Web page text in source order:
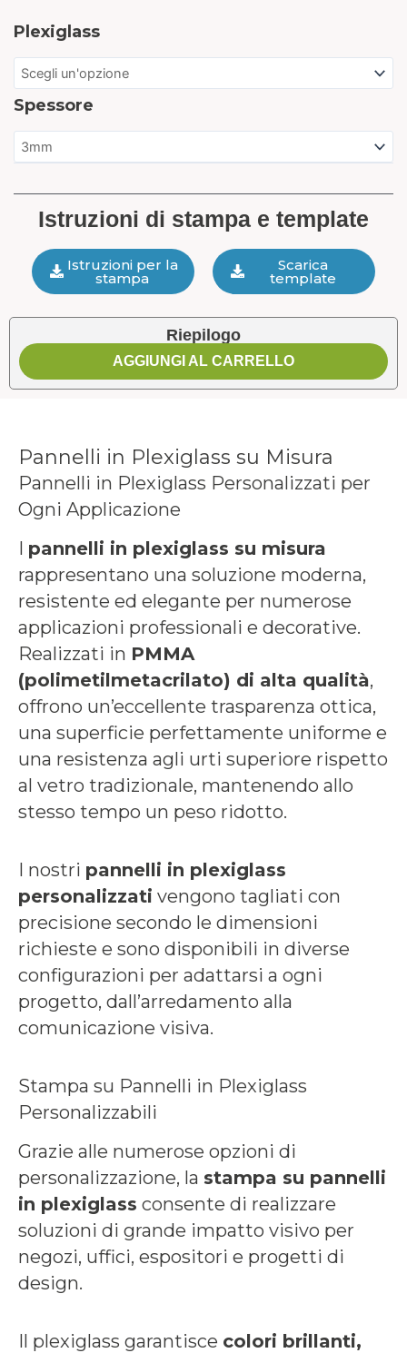
Plexiglass
Spessore
Istruzioni di stampa e template
Istruzioni per la
stampa
Scarica
template
Riepilogo
AGGIUNGI AL CARRELLO
Pannelli in Plexiglass su Misura
Pannelli in Plexiglass Personalizzati per
Ogni Applicazione
I pannelli in plexiglass su misura
rappresentano una soluzione moderna,
resistente ed elegante per numerose
applicazioni professionali e decorative.
Realizzati in PMMA
(polimetilmetacrilato) di alta qualità,
offrono un’eccellente trasparenza ottica,
una superficie perfettamente uniforme e
una resistenza agli urti superiore rispetto
al vetro tradizionale, mantenendo allo
stesso tempo un peso ridotto.
I nostri pannelli in plexiglass
personalizzati vengono tagliati con
precisione secondo le dimensioni
richieste e sono disponibili in diverse
configurazioni per adattarsi a ogni
progetto, dall’arredamento alla
comunicazione visiva.
Stampa su Pannelli in Plexiglass
Personalizzabili
Grazie alle numerose opzioni di
personalizzazione, la stampa su pannelli
in plexiglass consente di realizzare
soluzioni di grande impatto visivo per
negozi, uffici, espositori e progetti di
design.
Il plexiglass garantisce colori brillanti,